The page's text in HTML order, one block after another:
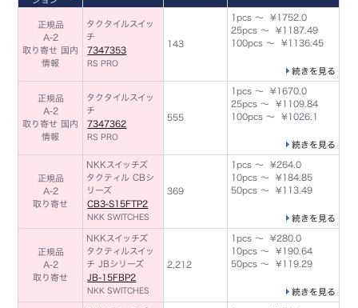
正規品
A-2
取り寄せ 国内
情報
タクタイルスイッ
チ
7347353
RS PRO
143
1pcs ～ ¥1752.0
25pcs ～ ¥1187.49
100pcs ～ ¥1136.45
続きを見る
正規品
A-2
取り寄せ 国内
情報
タクタイルスイッ
チ
7347362
RS PRO
555
1pcs ～ ¥1670.0
25pcs ～ ¥1109.84
100pcs ～ ¥1026.1
続きを見る
正規品
A-2
取り寄せ
NKKスイッチズ
タクティル CBシ
リーズ
CB3-S15FTP2
NKK SWITCHES
369
1pcs ～ ¥264.0
10pcs ～ ¥184.85
50pcs ～ ¥113.49
続きを見る
正規品
A-2
取り寄せ
NKKスイッチズ
タクティルスイッ
チ JBシリーズ
JB-15FBP2
NKK SWITCHES
2,212
1pcs ～ ¥280.0
10pcs ～ ¥190.64
50pcs ～ ¥119.29
続きを見る